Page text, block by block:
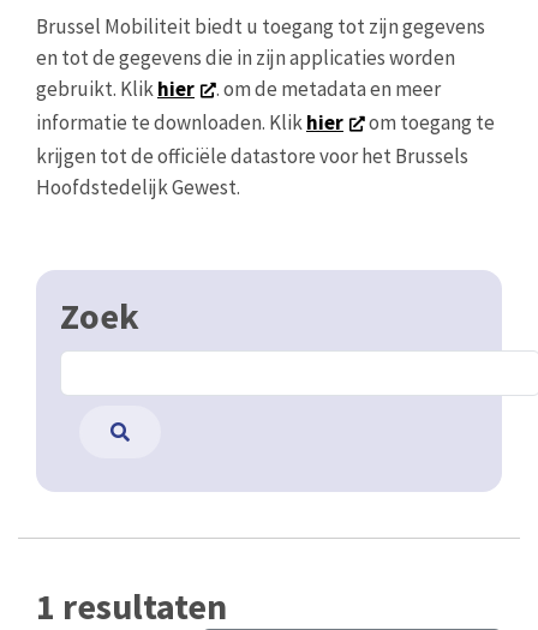
Brussel Mobiliteit biedt u toegang tot zijn gegevens
en tot de gegevens die in zijn applicaties worden
gebruikt. Klikhier
. om de metadata en meer
informatie te downloaden. Klikhier
om toegang te
krijgen tot de officiële datastore voor het Brussels
Hoofdstedelijk Gewest.
Zoek
1 resultaten